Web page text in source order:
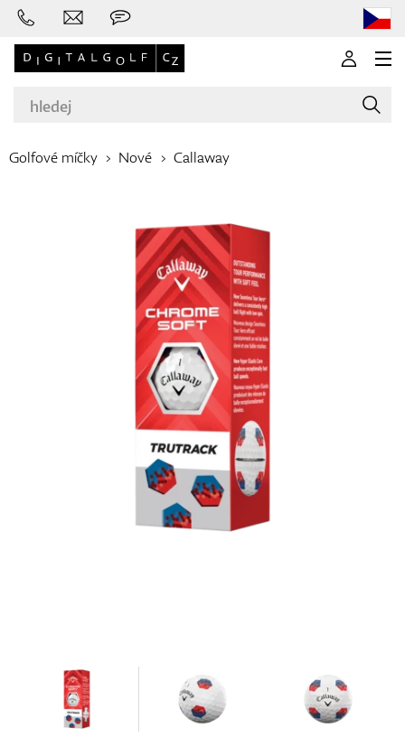
Golfové hole
Oblečení
Boty
Rukavice
Bagy
Golfové míčky Nové Callaway